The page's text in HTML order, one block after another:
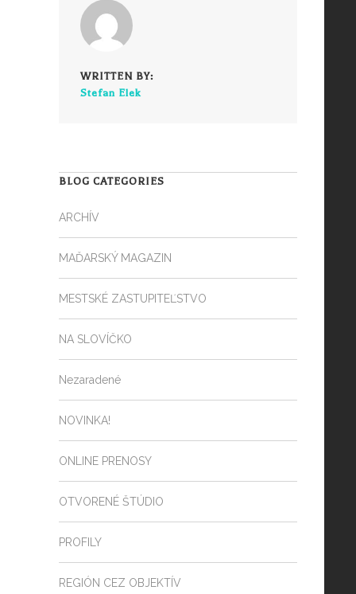
WRITTEN BY:
Stefan Elek
BLOG CATEGORIES
ARCHÍV
MAĎARSKÝ MAGAZIN
MESTSKÉ ZASTUPITEĽSTVO
NA SLOVÍČKO
Nezaradené
NOVINKA!
ONLINE PRENOSY
OTVORENÉ ŠTÚDIO
PROFILY
REGIÓN CEZ OBJEKTÍV